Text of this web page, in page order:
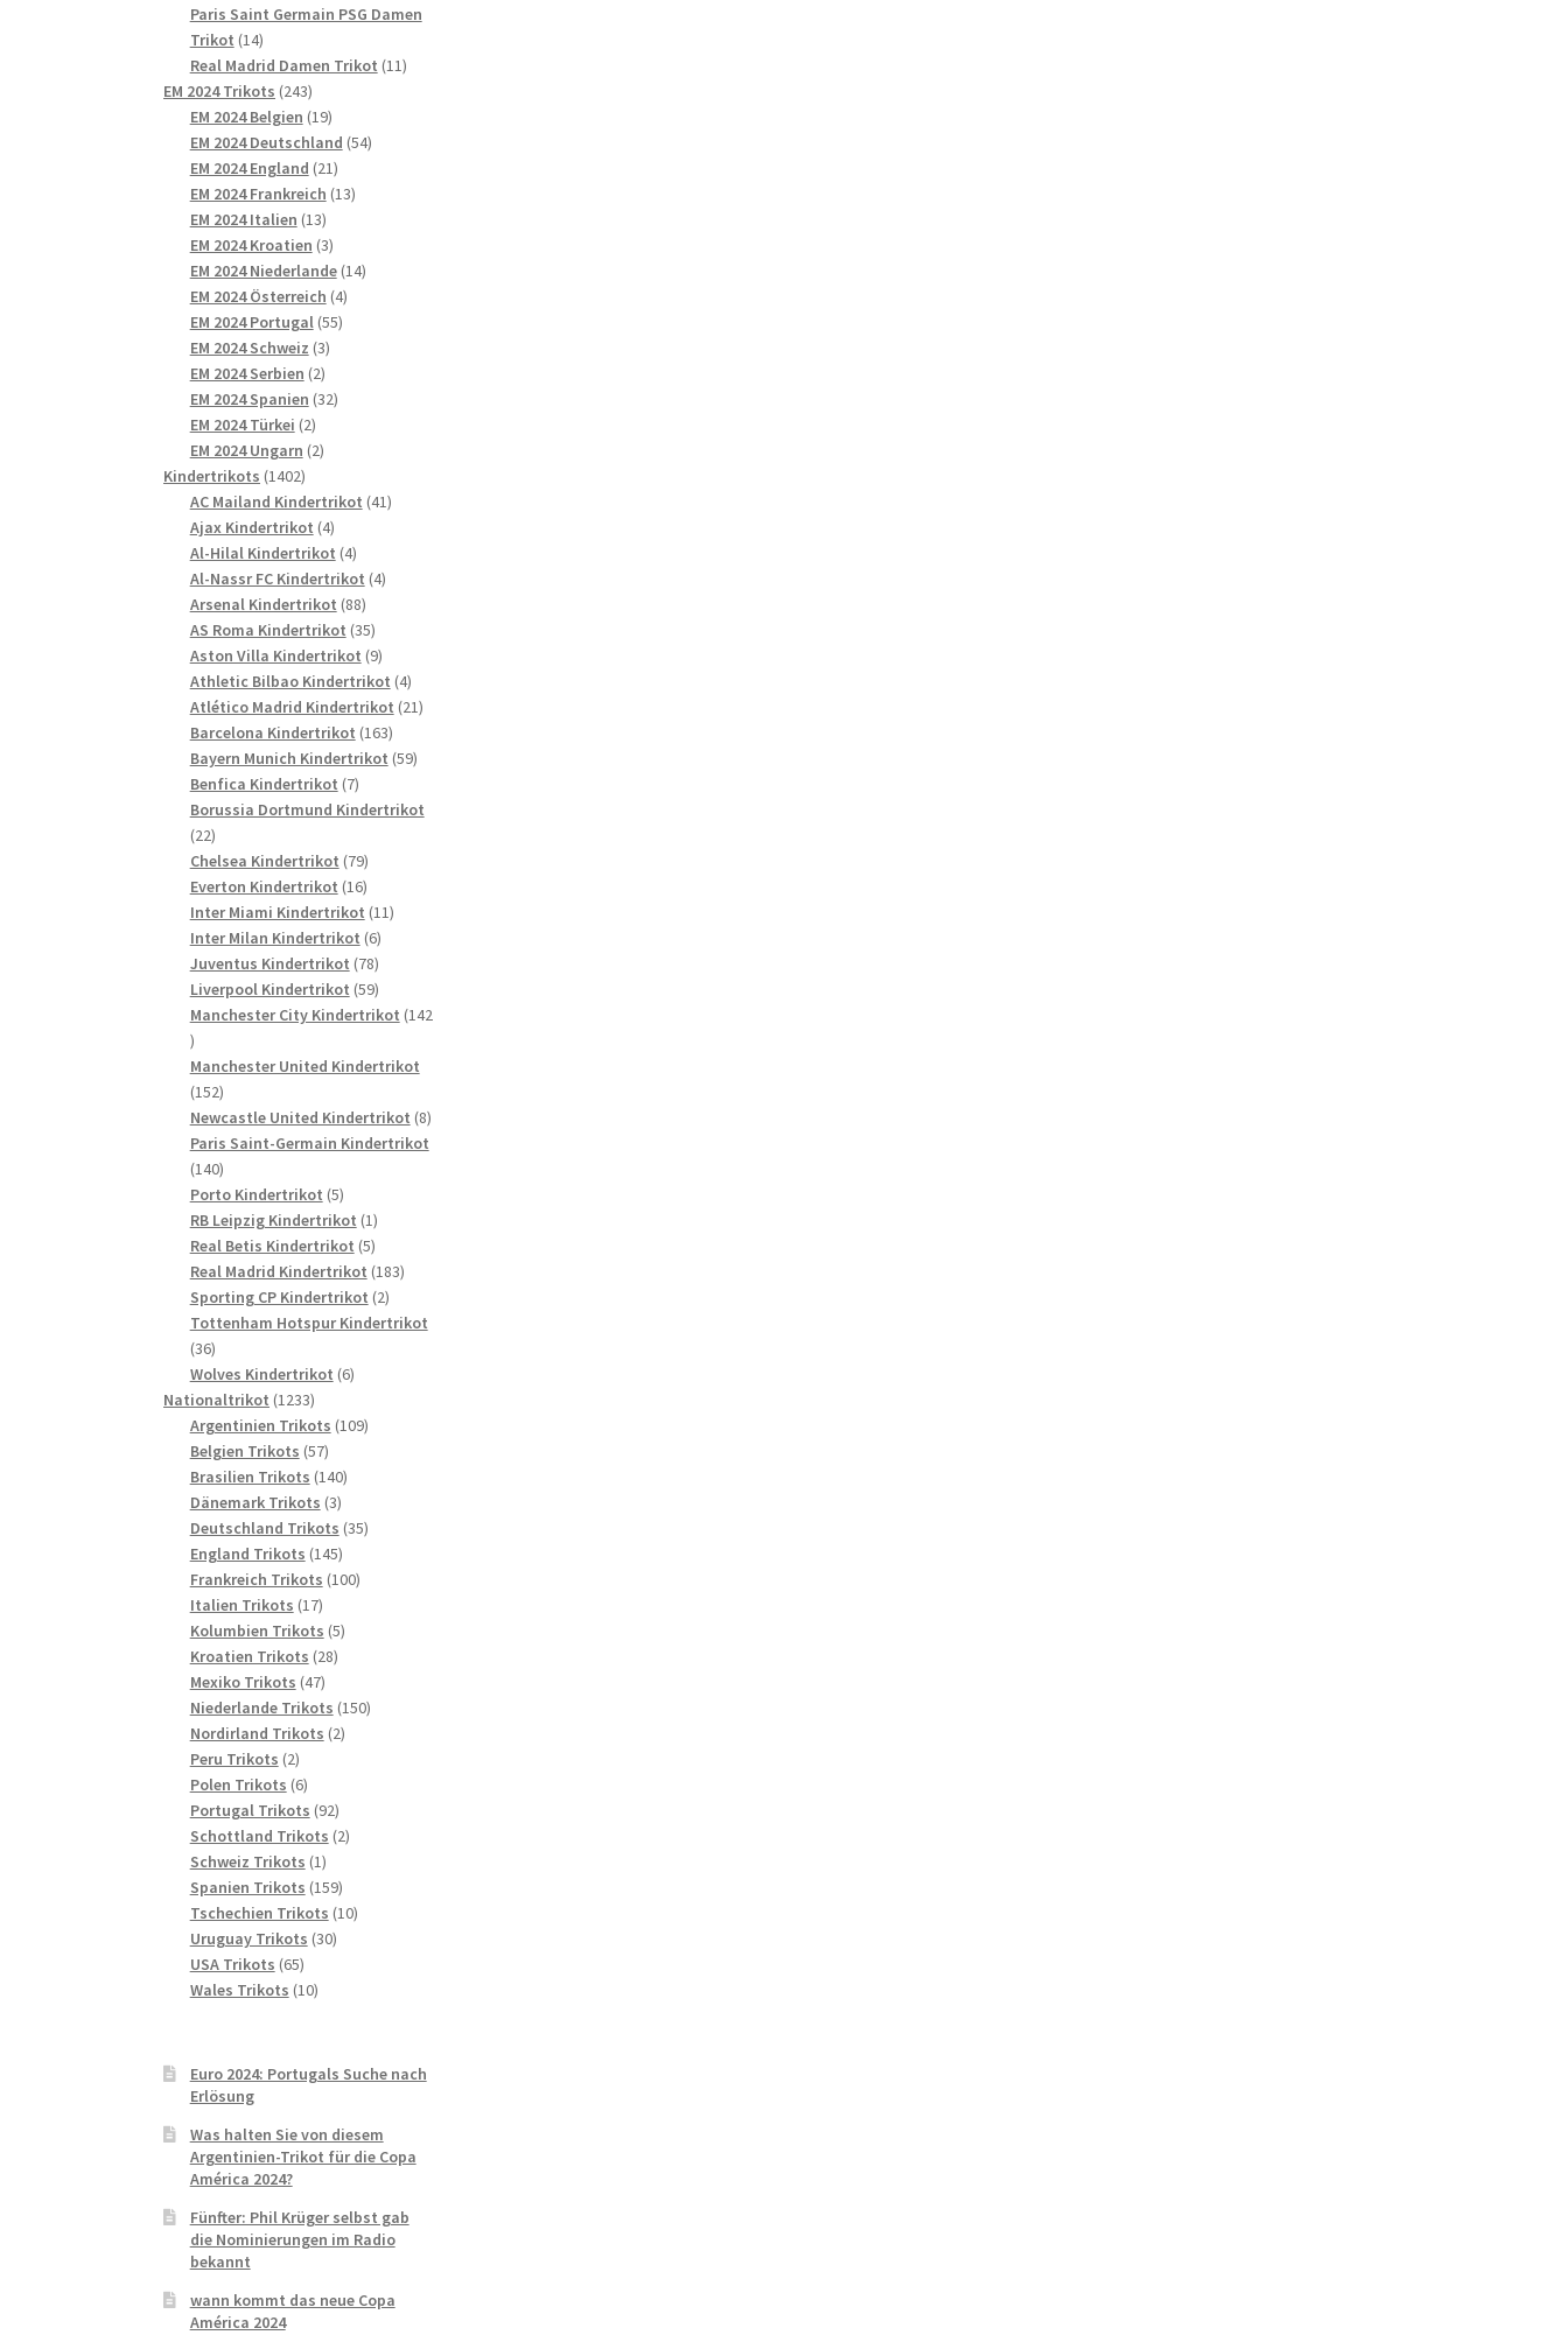
Produkte
Paris Saint Germain PSG Damen
Trikot 1414
Produkte
Real Madrid Damen Trikot 1111
EM 2024 Trikots 243243
Produkte
EM 2024 Belgien 1919
Produkte
EM 2024 Deutschland 5454
EM 2024 England 2121
Produkte
EM 2024 Frankreich 1313
EM 2024 Italien 1313
Produkte
EM 2024 Kroatien 33
Produkte
EM 2024 Niederlande 1414
EM 2024 Österreich 44
Produkte
EM 2024 Portugal 5555
EM 2024 Schweiz 33
Produkte
EM 2024 Serbien 22
Produkte
EM 2024 Spanien 3232
EM 2024 Türkei 22
Produkte
EM 2024 Ungarn 22
Kindertrikots 14021402
Produkte
AC Mailand Kindertrikot 4141
Ajax Kindertrikot 44
Produkte
Al-Hilal Kindertrikot 44
Produkte
Al-Nassr FC Kindertrikot 44
Arsenal Kindertrikot 8888
Produkte
AS Roma Kindertrikot 3535
Produkte
Aston Villa Kindertrikot 99
Produkte
Athletic Bilbao Kindertrikot 44
Produkte
Atlético Madrid Kindertrikot 2121
Barcelona Kindertrikot 163163
Produkte
Bayern Munich Kindertrikot 5959
Benfica Kindertrikot 77
Produkte
Borussia Dortmund Kindertrikot
2222
Produkte
Chelsea Kindertrikot 7979
Produkte
Everton Kindertrikot 1616
Produkte
Inter Miami Kindertrikot 1111
Inter Milan Kindertrikot 66
Produkte
Juventus Kindertrikot 7878
Produkte
Liverpool Kindertrikot 5959
Produkte
Manchester City Kindertrikot 142
142
Produkte
Manchester United Kindertrikot
152152
Produkte
Newcastle United Kindertrikot 88
Produkte
Paris Saint-Germain Kindertrikot
140140
Produkte
Porto Kindertrikot 55
Produkte
RB Leipzig Kindertrikot 11
Produkt
Real Betis Kindertrikot 55
Produkte
Real Madrid Kindertrikot 183183
Sporting CP Kindertrikot 22
Produkte
Tottenham Hotspur Kindertrikot
3636
Produkte
Wolves Kindertrikot 66
Nationaltrikot 12331233
Produkte
Argentinien Trikots 109109
Belgien Trikots 5757
Produkte
Brasilien Trikots 140140
Dänemark Trikots 33
Produkte
Deutschland Trikots 3535
England Trikots 145145
Produkte
Frankreich Trikots 100100
Italien Trikots 1717
Produkte
Kolumbien Trikots 55
Kroatien Trikots 2828
Mexiko Trikots 4747
Produkte
Niederlande Trikots 150150
Nordirland Trikots 22
Peru Trikots 22
Produkte
Polen Trikots 66
Produkte
Portugal Trikots 9292
Produkte
Schottland Trikots 22
Schweiz Trikots 11
Produkt
Spanien Trikots 159159
Produkte
Tschechien Trikots 1010
Uruguay Trikots 3030
USA Trikots 6565
Produkte
Wales Trikots 1010
Euro 2024: Portugals Suche nach
Erlösung
Was halten Sie von diesem
Argentinien-Trikot für die Copa
América 2024?
Fünfter: Phil Krüger selbst gab
die Nominierungen im Radio
bekannt
wann kommt das neue Copa
América 2024